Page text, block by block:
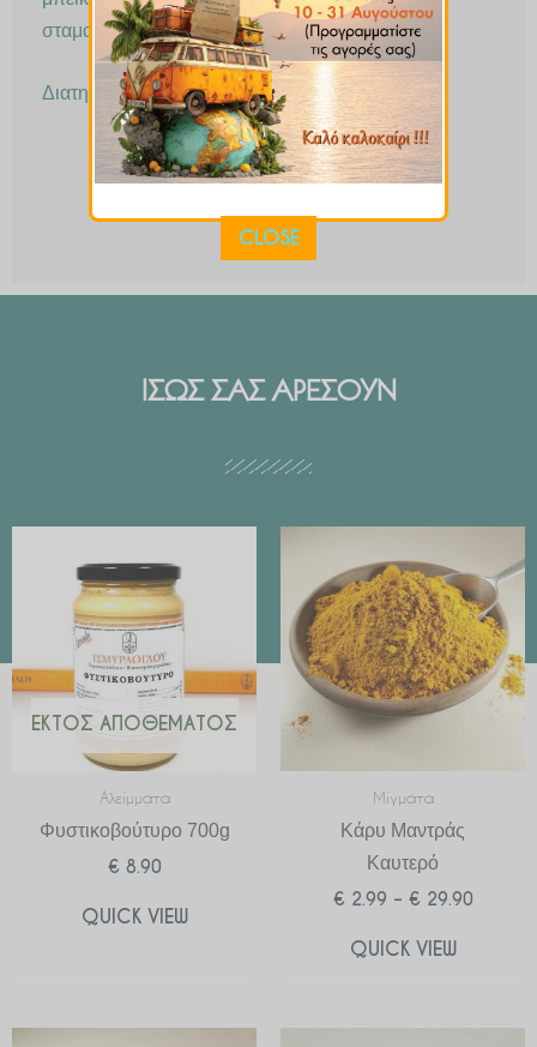
σταματάς.
Διατηρείται σε σκιερό και δροσερό μέρος.
ΙΣΩΣ ΣΑΣ ΑΡΕΣΟΥΝ
ΕΚΤΌΣ ΑΠΟΘΈΜΑΤΟΣ
Αλείμματα
Φυστικοβούτυρο 700g
€ 8.90
QUICK VIEW
Μίγματα
Κάρυ Μαντράς
Καυτερό
€ 2.99 – € 29.90
range:
€ 2.99
through
€ 29.90
QUICK VIEW
CLOSE